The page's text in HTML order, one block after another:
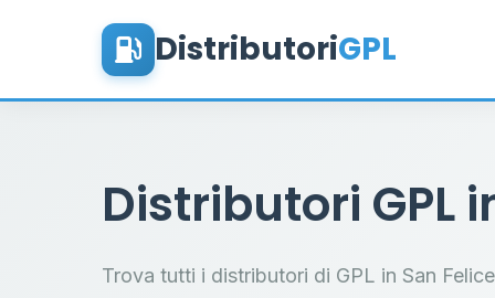
DistributoriGPL
Distributori GPL
Trova tutti i distributori di GPL in San